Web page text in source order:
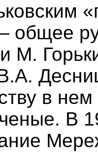
общее
М.
в
В